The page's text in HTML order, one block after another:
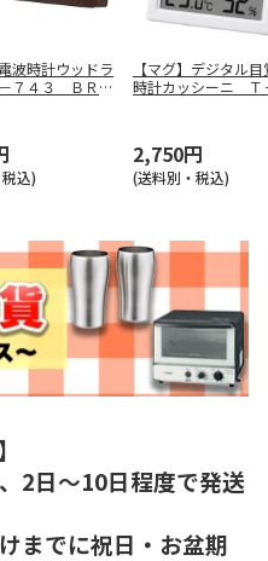
波時計ウッドラ
７４３ ＢＲ－
込)
【マグ】デジタル
時計カッシーニ Ｔ
2,750円
(送料別・税込)
2日～10日程度で発送
までに祝日・お盆期